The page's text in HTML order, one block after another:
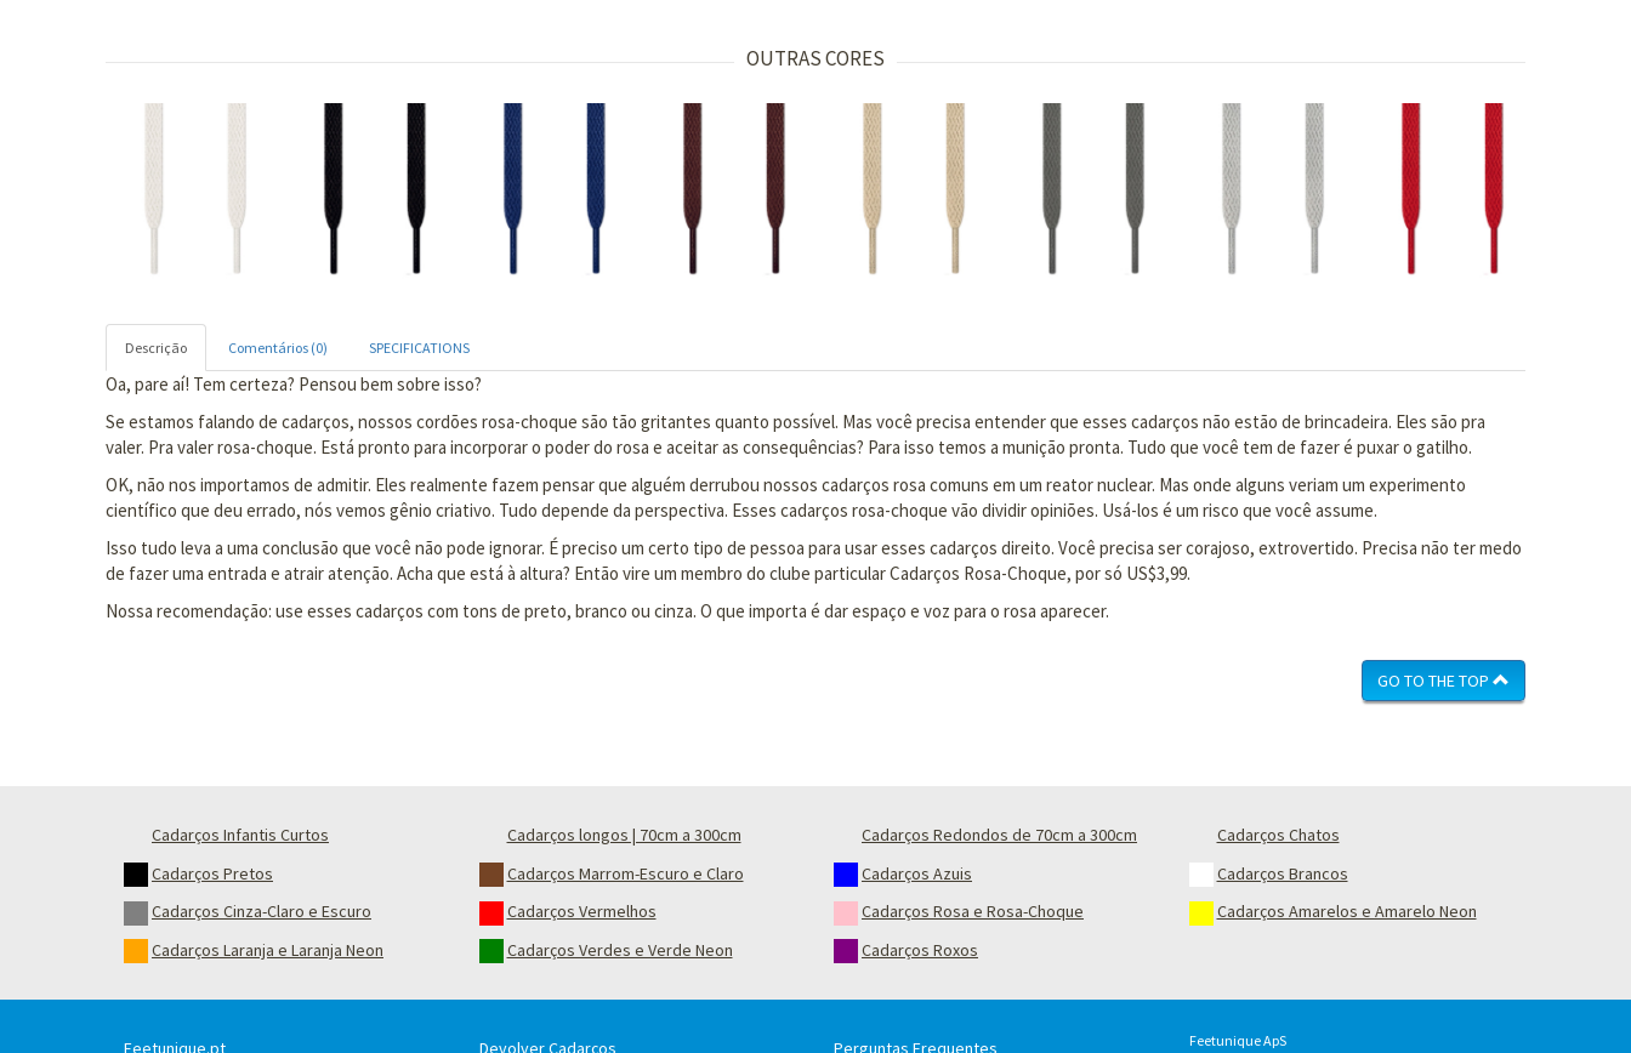
OUTRAS CORES
Descrição Comentários (0) SPECIFICATIONS
Oa, pare aí! Tem certeza? Pensou bem sobre isso?
Se estamos falando de cadarços, nossos cordões rosa-choque são tão gritantes quanto possível. Mas você precisa entender que esses cadarços não estão de brincadeira. Eles são pra
valer. Pra valer rosa-choque. Está pronto para incorporar o poder do rosa e aceitar as consequências? Para isso temos a munição pronta. Tudo que você tem de fazer é puxar o gatilho.
OK, não nos importamos de admitir. Eles realmente fazem pensar que alguém derrubou nossos cadarços rosa comuns em um reator nuclear. Mas onde alguns veriam um experimento
científico que deu errado, nós vemos gênio criativo. Tudo depende da perspectiva. Esses cadarços rosa-choque vão dividir opiniões. Usá-los é um risco que você assume.
Isso tudo leva a uma conclusão que você não pode ignorar. É preciso um certo tipo de pessoa para usar esses cadarços direito. Você precisa ser corajoso, extrovertido. Precisa não ter medo
de fazer uma entrada e atrair atenção. Acha que está à altura? Então vire um membro do clube particular Cadarços Rosa-Choque, por só US$3,99.
Nossa recomendação: use esses cadarços com tons de preto, branco ou cinza. O que importa é dar espaço e voz para o rosa aparecer.
GO TO THE TOP
Cadarços Infantis Curtos Cadarços longos | 70cm a 300cm Cadarços Redondos de 70cm a 300cm
Cadarços Chatos
Cadarços Pretos
Cadarços Marrom-Escuro e Claro Cadarços Azuis
Cadarços Brancos
Cadarços Cinza-Claro e Escuro
Cadarços Vermelhos Cadarços Rosa e Rosa-Choque
Cadarços Amarelos e Amarelo Neon
Cadarços Laranja e Laranja Neon
Cadarços Verdes e Verde Neon Cadarços Roxos
Feetunique.pt Devolver Cadarços Perguntas Frequentes
Feetunique ApS